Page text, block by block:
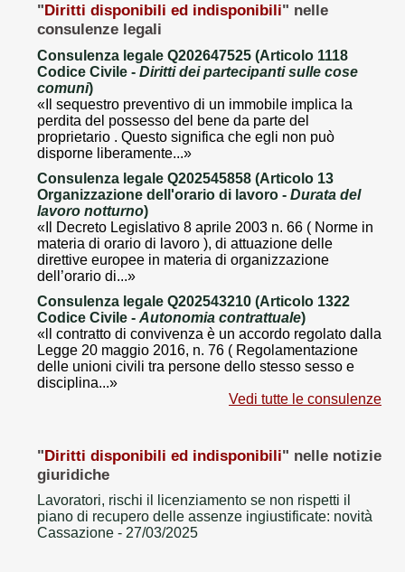
"Diritti disponibili ed indisponibili" nelle
consulenze legali
Consulenza legale Q202647525 (Articolo 1118
Codice Civile - Diritti dei partecipanti sulle cose
comuni)
«Il sequestro preventivo di un immobile implica la
perdita del possesso del bene da parte del
proprietario . Questo significa che egli non può
disporne liberamente...»
Consulenza legale Q202545858 (Articolo 13
Organizzazione dell'orario di lavoro - Durata del
lavoro notturno)
«Il Decreto Legislativo 8 aprile 2003 n. 66 ( Norme in
materia di orario di lavoro ), di attuazione delle
direttive europee in materia di organizzazione
dell’orario di...»
Consulenza legale Q202543210 (Articolo 1322
Codice Civile - Autonomia contrattuale)
«ll contratto di convivenza è un accordo regolato dalla
Legge 20 maggio 2016, n. 76 ( Regolamentazione
delle unioni civili tra persone dello stesso sesso e
disciplina...»
Vedi tutte le consulenze
"Diritti disponibili ed indisponibili" nelle notizie
giuridiche
Lavoratori, rischi il licenziamento se non rispetti il
piano di recupero delle assenze ingiustificate: novità
Cassazione - 27/03/2025